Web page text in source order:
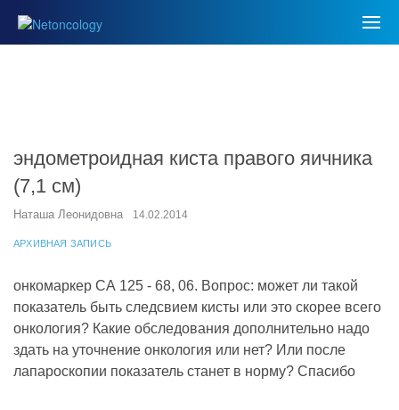
эндометроидная киста правого яичника
(7,1 см)
Наташа Леонидовна 14.02.2014
АРХИВНАЯ ЗАПИСЬ
онкомаркер СА 125 - 68, 06. Вопрос: может ли такой
показатель быть следсвием кисты или это скорее всего
онкология? Какие обследования дополнительно надо
здать на уточнение онкология или нет? Или после
лапароскопии показатель станет в норму? Спасибо